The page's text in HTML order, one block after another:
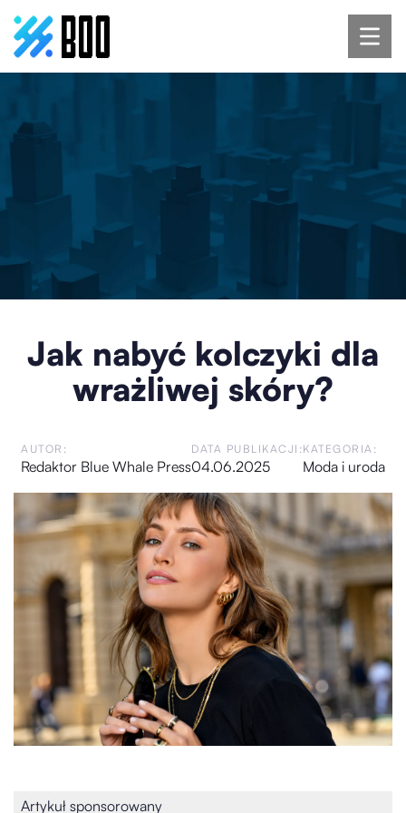
Jak nabyć kolczyki dla
wrażliwej skóry?
AUTOR:
Redaktor Blue Whale Press
DATA PUBLIKACJI:
04.06.2025
KATEGORIA:
Moda i uroda
Artykuł sponsorowany